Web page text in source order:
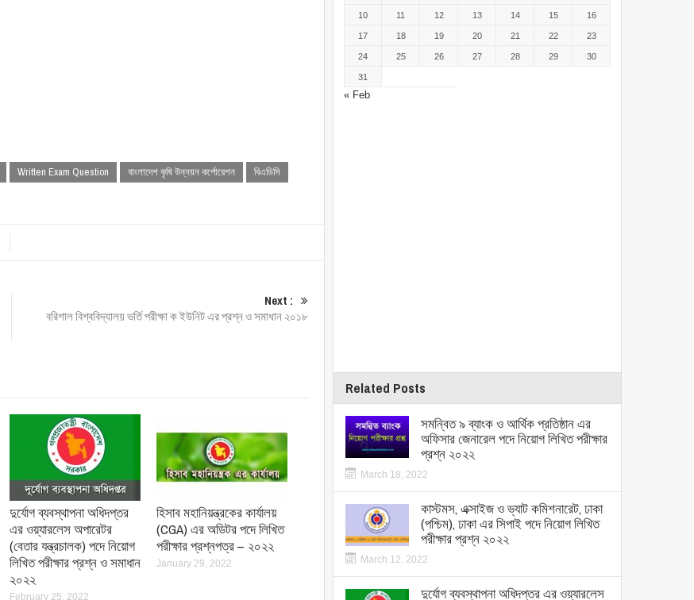
Written Exam Question বাংলাদেশ কৃষি উন্নয়ন কর্পোরেশন
বিএডিসি
Next :
বরিশাল বিশ্ববিদ্যালয় ভর্তি পরীক্ষা ক ইউনিট এর প্রশ্ন ও সমাধান ২০১৮
দুর্যোগ ব্যবস্থাপনা অধিদপ্তর
এর ওয়্যারলেস অপারেটর
(বেতার যন্ত্রচালক) পদে নিয়োগ
লিখিত পরীক্ষার প্রশ্ন ও সমাধান
২০২২
February 25, 2022
হিসাব মহানিয়ন্ত্রকের কার্যালয়
(CGA) এর অডিটর পদে লিখিত
পরীক্ষার প্রশ্নপত্র – ২০২২
January 29, 2022
« Feb
10 11 12 13 14 15 16
17 18 19 20 21 22 23
24 25 26 27 28 29 30
31
Related Posts
সমন্বিত ৯ ব্যাংক ও আর্থিক প্রতিষ্ঠান এর
অফিসার জেনারেল পদে নিয়োগ লিখিত পরীক্ষার
প্রশ্ন ২০২২
March 18, 2022
কাস্টমস, এক্সাইজ ও ভ্যাট কমিশনারেট, ঢাকা
(পশ্চিম), ঢাকা এর সিপাই পদে নিয়োগ লিখিত
পরীক্ষার প্রশ্ন ২০২২
March 12, 2022
দুর্যোগ ব্যবস্থাপনা অধিদপ্তর এর ওয়্যারলেস